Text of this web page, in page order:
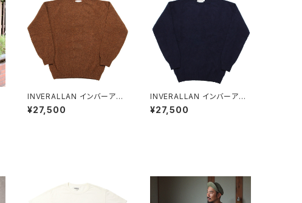
INVERALLAN インバーアラ
ン シェットランドセーター PE
CAN(ピーカン)
¥27,500
INVERALLAN インバーアラ
ン シェットランドセーター NE
W NAVY(ニューネイビー)
¥27,500